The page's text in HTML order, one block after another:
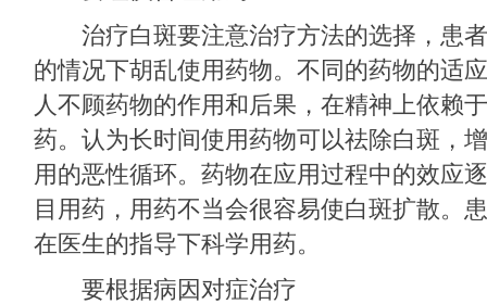
治疗白斑要注意治疗方法的选择，患者
的情况下胡乱使用药物。不同的药物的适
人不顾药物的作用和后果，在精神上依赖
药。认为长时间使用药物可以祛除白斑，
用的恶性循环。药物在应用过程中的效应
目用药，用药不当会很容易使白斑扩散。
在医生的指导下科学用药。
要根据病因对症治疗